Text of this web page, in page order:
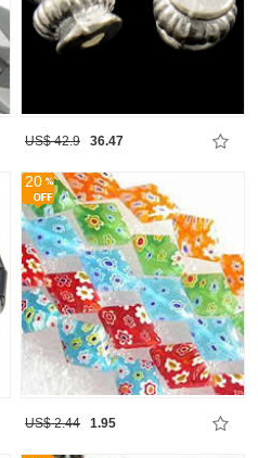
US$ 42.9 36.47
20
US$ 2.44 1.95